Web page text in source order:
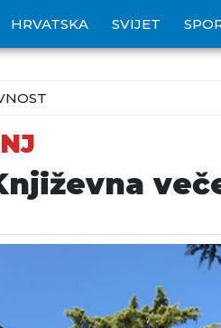
HRVATSKA SVIJET